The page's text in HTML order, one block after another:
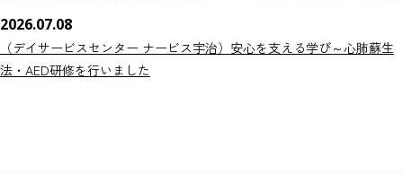
2026.07.08
（デイサービスセンター ナービス宇治）安心を支える学び～心肺蘇生
法・AED研修を行いました